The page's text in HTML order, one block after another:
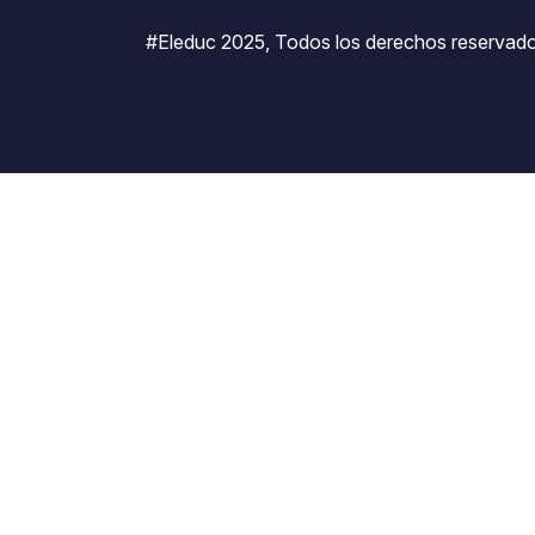
#Eleduc 2025, Todos los derechos